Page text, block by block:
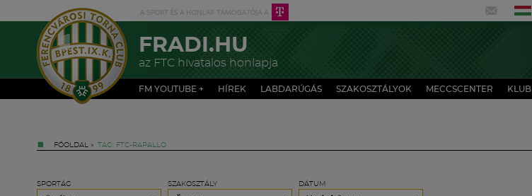
FRADI.HU
az FTC hivatalos honlapja
FM YOUTUBE + HÍREK LABDARÚGÁS SZAKOSZTÁLYOK MECCSCENTER KLUB
FŐOLDAL » TAG: FTC-RAPALLO
SPORTÁG SZAKOSZTÁLY DÁTUM